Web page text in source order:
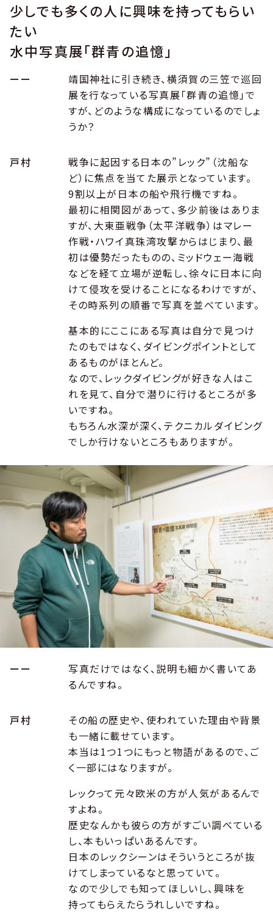
少しでも多くの人に興味を持ってもらい
たい
水中写真展「群青の追憶」
ーー
靖国神社に引き続き、横須賀の三笠で巡回
展を行なっている写真展「群青の追憶」で
すが、どのような構成になっているのでしょ
うか？
戸村
戦争に起因する日本の”レック”（沈船な
ど）に焦点を当てた展示となっています。
9割以上が日本の船や飛行機ですね。
最初に相関図があって、多少前後はありま
すが、大東亜戦争（太平洋戦争）はマレー
作戦・ハワイ真珠湾攻撃からはじまり、最
初は優勢だったものの、ミッドウェー海戦
などを経て立場が逆転し、徐々に日本に向
けて侵攻を受けることになるわけですが、
その時系列の順番で写真を並べています。
基本的にここにある写真は自分で見つけ
たのもではなく、ダイビングポイントとして
あるものがほとんど。
なので、レックダイビングが好きな人はこ
れを見て、自分で潜りに行けるところが多
いですね。
もちろん水深が深く、テクニカルダイビング
でしか行けないところもありますが。
ーー
写真だけではなく、説明も細かく書いてあ
るんですね。
戸村
その船の歴史や、使われていた理由や背景
も一緒に載せています。
本当は1つ1つにもっと物語があるので、ご
く一部にはなりますが。
レックって元々欧米の方が人気があるんで
すよね。
歴史なんかも彼らの方がすごい調べている
し、本もいっぱいあるんです。
日本のレックシーンはそういうところが抜
けてしまっているなと思っていて。
なので少しでも知ってほしいし、興味を
持ってもらえたらうれしいですね。